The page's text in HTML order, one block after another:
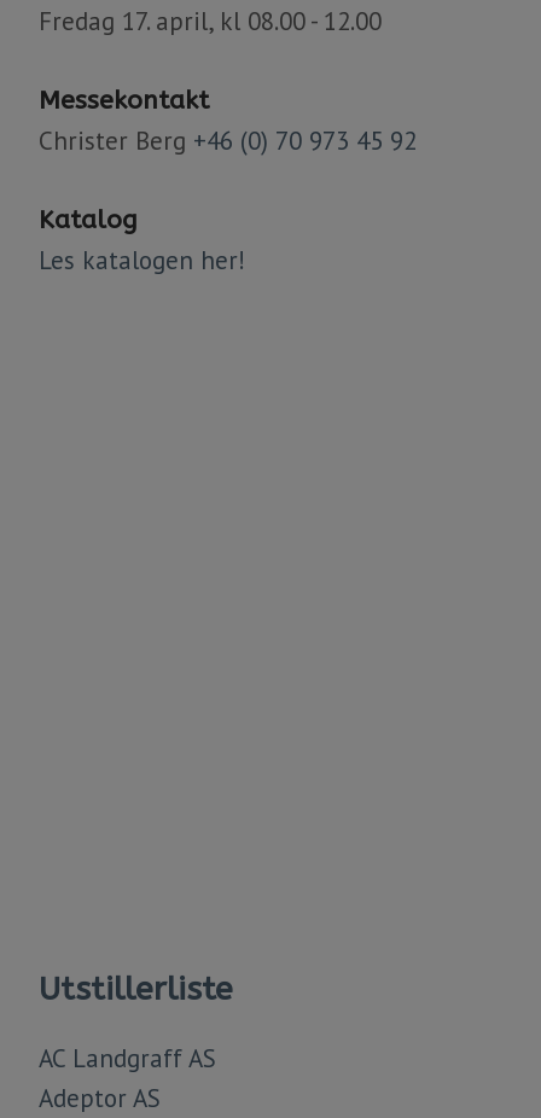
Fredag 17. april, kl 08.00 - 12.00
Messekontakt
Christer Berg +46 (0) 70 973 45 92
​​​​​​​Katalog
Les katalogen her!
Utstillerliste
AC Landgraff AS
Adeptor AS